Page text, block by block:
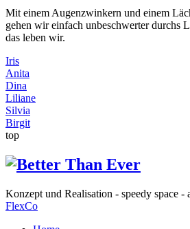
Mit einem Augenzwinkern und einem
gehen wir einfach unbeschwerter durchs
das leben wir.
Iris
Anita
Dina
Liliane
Silvia
Birgit
top
Konzept und Realisation - speedy space -
FlexCo